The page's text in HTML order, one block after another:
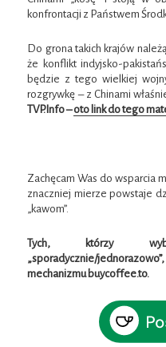
konfrontacji z Państwem
Do grona takich krajów
że konflikt indyjsko-
będzie z tego wielkiej
rozgrywkę – z Chinami
TVP.Info –oto link do tego
Zachęcam Was do wsparcia
znaczniej mierze powstaje
„kawom”.
Tych, którzy
„sporadycznie/
mechanizmu buycoffee.to.